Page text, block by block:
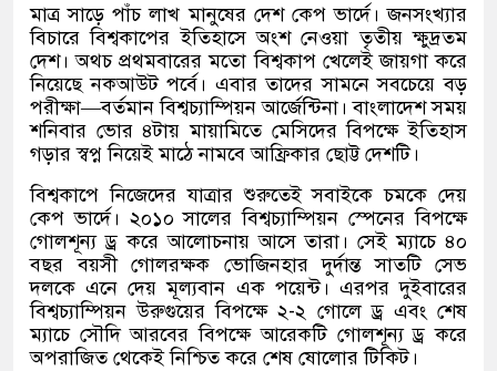
মাত্র সাড়ে পাঁচ লাখ মানুষের দেশ কেপ ভার্দে। জনসংখ্যার
বিচারে বিশ্বকাপের ইতিহাসে অংশ নেওয়া তৃতীয় ক্ষুদ্রতম
দেশ। অথচ প্রথমবারের মতো বিশ্বকাপ খেলেই জায়গা করে
নিয়েছে নকআউট পর্বে। এবার তাদের সামনে সবচেয়ে বড়
পরীক্ষা—বর্তমান বিশ্বচ্যাম্পিয়ন আর্জেন্টিনা। বাংলাদেশ সময়
শনিবার ভোর ৪টায় মায়ামিতে মেসিদের বিপক্ষে ইতিহাস
গড়ার স্বপ্ন নিয়েই মাঠে নামবে আফ্রিকার ছোট্ট দেশটি।
বিশ্বকাপে নিজেদের যাত্রার শুরুতেই সবাইকে চমকে দেয়
কেপ ভার্দে। ২০১০ সালের বিশ্বচ্যাম্পিয়ন স্পেনের বিপক্ষে
গোলশূন্য ড্র করে আলোচনায় আসে তারা। সেই ম্যাচে ৪০
বছর বয়সী গোলরক্ষক ভোজিনহার দুর্দান্ত সাতটি সেভ
দলকে এনে দেয় মূল্যবান এক পয়েন্ট। এরপর দুইবারের
বিশ্বচ্যাম্পিয়ন উরুগুয়ের বিপক্ষে ২-২ গোলে ড্র এবং শেষ
ম্যাচে সৌদি আরবের বিপক্ষে আরেকটি গোলশূন্য ড্র করে
অপরাজিত থেকেই নিশ্চিত করে শেষ ষোলোর টিকিট।